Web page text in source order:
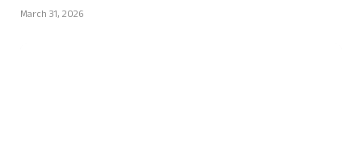
March 31, 2026